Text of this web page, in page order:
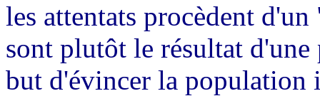
les attentats procèdent
sont plutôt le résultat
but d'évincer la population